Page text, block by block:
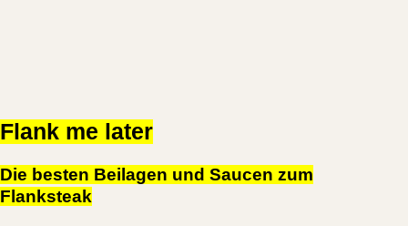
Flank me later
Die besten Beilagen und Saucen zum
Flanksteak